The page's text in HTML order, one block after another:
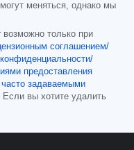
меняться, однако мы
возможно только при
соглашением/
предоставления
часто задаваемыми
Если вы хотите удалить